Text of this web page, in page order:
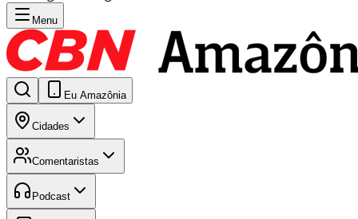
Menu
Eu Amazônia
Cidades
Comentaristas
Podcast